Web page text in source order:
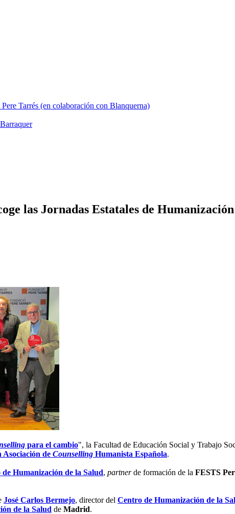
Tarrés (en colaboración con Blanquerna)
las Jornadas Estatales de
para el cambio", la Facultad de Educación Social y Trabajo
de Counselling Humanista Española.
Humanización de la Salud, partnerde formación de la FESTS
José Carlos Bermejo, director del Centro de Humanización de la
de la Salud de Madrid.